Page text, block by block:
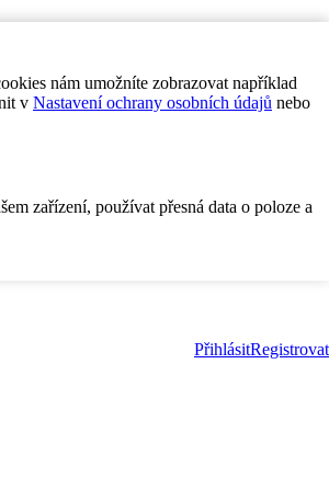
nám umožníte zobrazovat například
v Nastavení ochrany osobních údajů nebo
zařízení, používat přesná data o poloze a
PřihlásitRegistrovat